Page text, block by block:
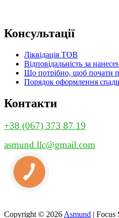
Консультації
Ліквідація ТОВ
Відповідальність за
Що потрібно, щоб почати
Порядок оформлення
Контакти
+38 (067) 373 87 19
asmund.llc@gmail.com
Copyright © 2026 Asmund | Focus